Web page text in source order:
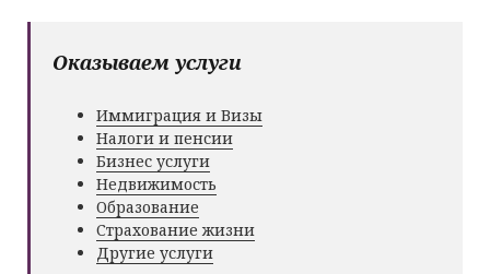
Оказываем услуги
Иммиграция и Визы
Налоги и пенсии
Бизнес услуги
Недвижимость
Образование
Страхование жизни
Другие услуги